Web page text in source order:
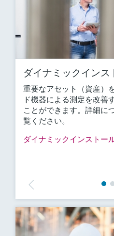
ダイナミックイン
重要なアセット（資産）
ド機器による測定を改善
ことができます。詳細に
覧ください。
ダイナミックインストー